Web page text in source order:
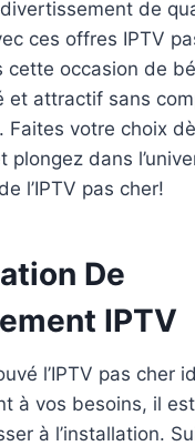
divertissement de
ces offres IPTV
cette occasion de
et attractif sans
Faites votre choix
plongez dans
l’IPTV pas cher!
De
IPTV
l’IPTV pas cher
à vos besoins, il
à l’installation.